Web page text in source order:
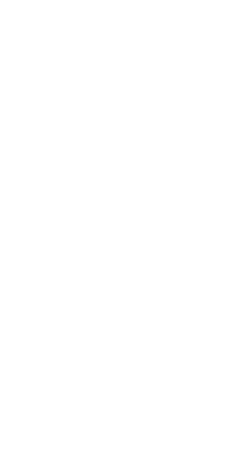
Reabre la
Biblioteca del
con el
Tras unas obras de
uno de sus grandes
renombrado para